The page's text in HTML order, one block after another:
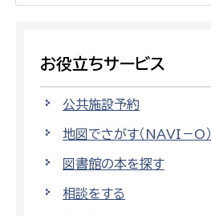
お役立ちサービス
公共施設予約
地図でさがす（NAVI－O）
図書館の本を探す
相談をする